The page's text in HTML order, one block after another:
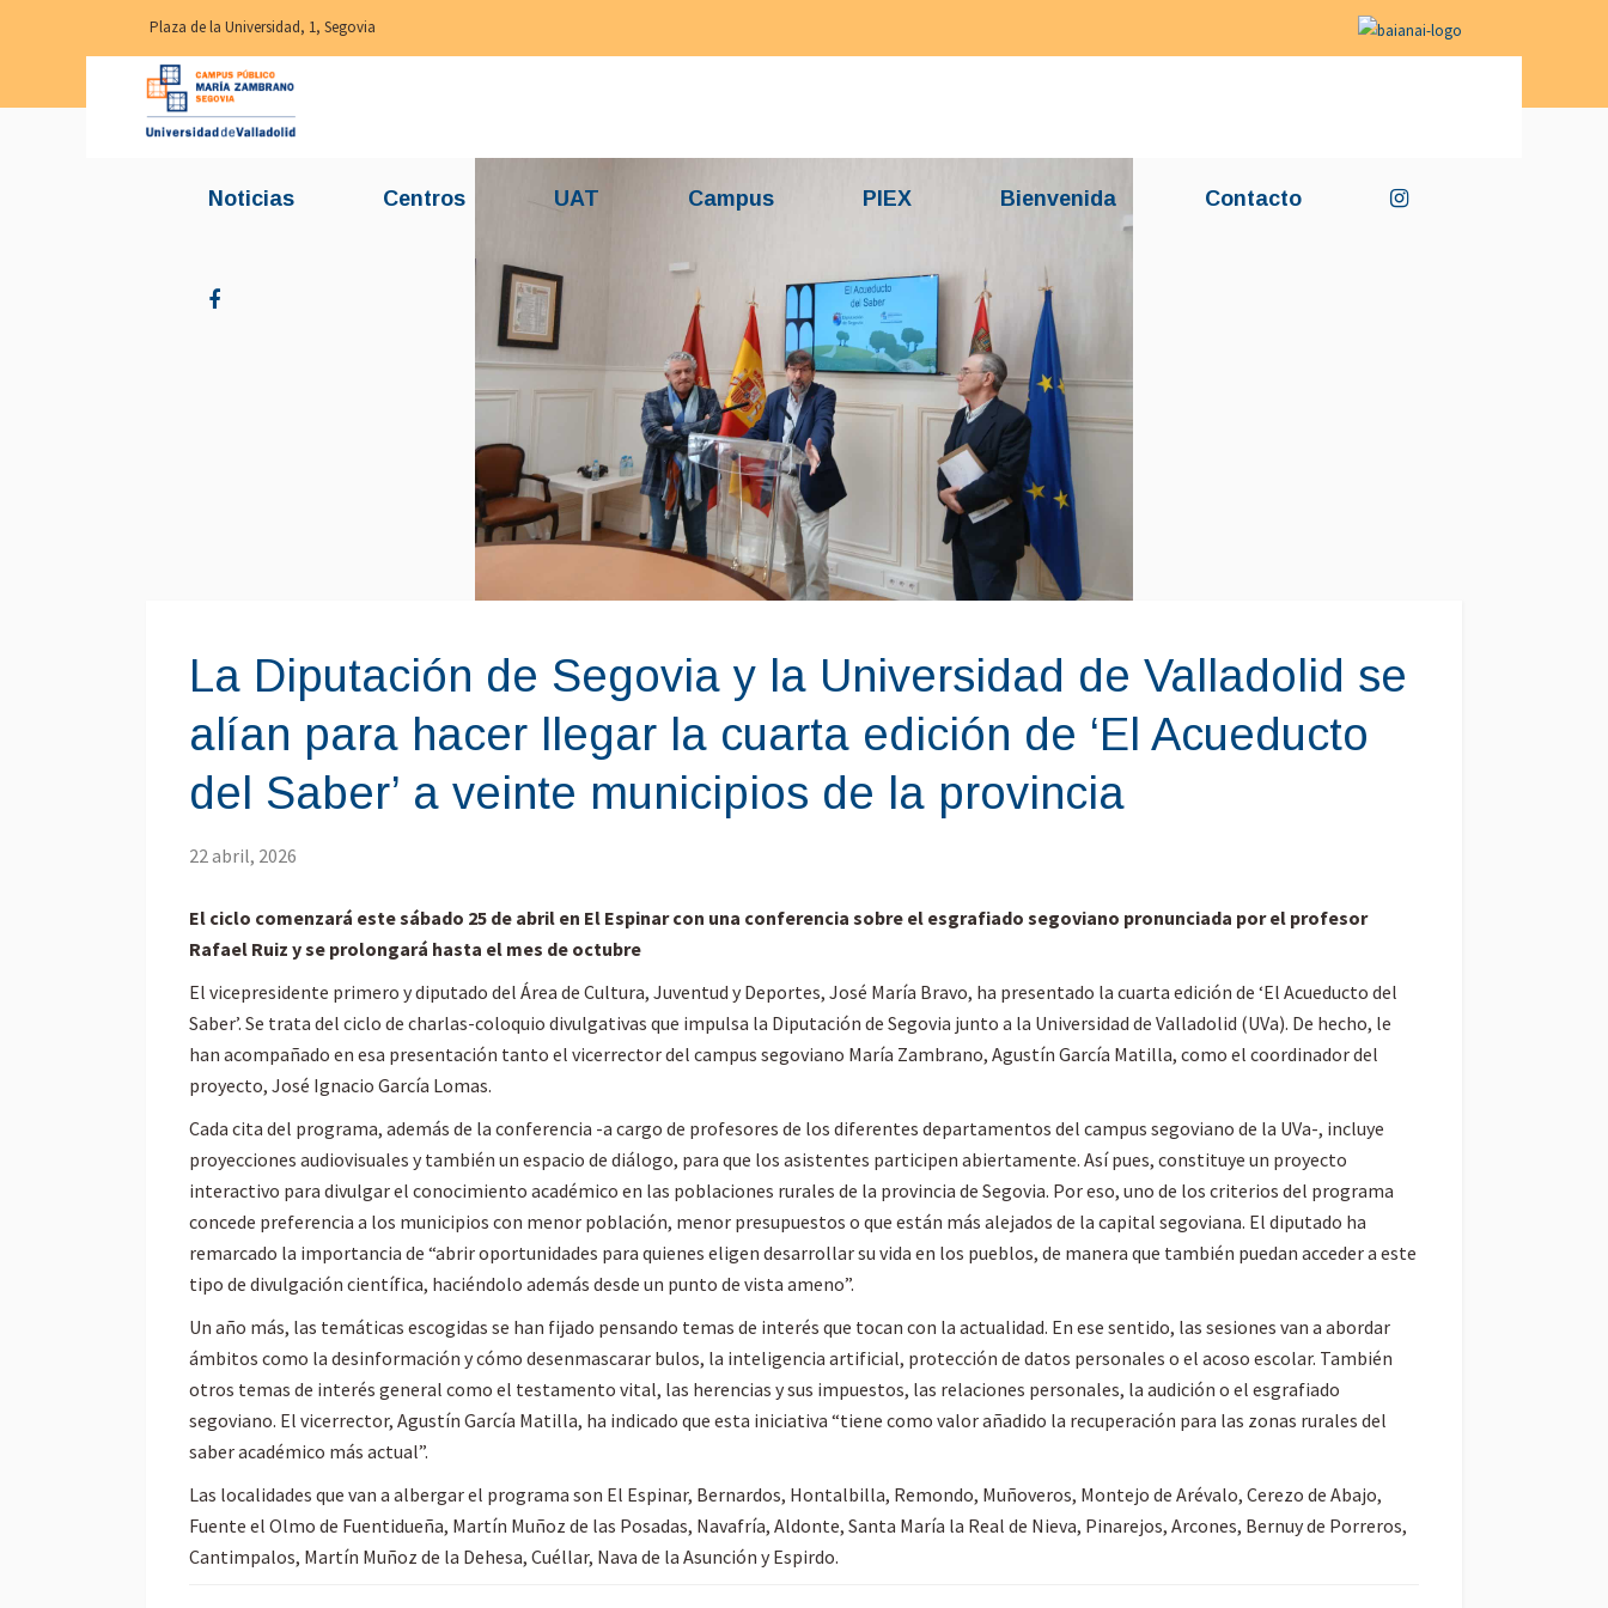
Plaza de la Universidad, 1, Segovia
Noticias Centros UAT Campus PIEX Bienvenida Contacto
La Diputación de Segovia y la Universidad de Valladolid se
alían para hacer llegar la cuarta edición de ‘El Acueducto
del Saber’ a veinte municipios de la provincia
22 abril, 2026
El ciclo comenzará este sábado 25 de abril en El Espinar con una conferencia sobre el esgrafiado segoviano pronunciada por el profesor
Rafael Ruiz y se prolongará hasta el mes de octubre
El vicepresidente primero y diputado del Área de Cultura, Juventud y Deportes, José María Bravo, ha presentado la cuarta edición de ‘El Acueducto del
Saber’. Se trata del ciclo de charlas-coloquio divulgativas que impulsa la Diputación de Segovia junto a la Universidad de Valladolid (UVa). De hecho, le
han acompañado en esa presentación tanto el vicerrector del campus segoviano María Zambrano, Agustín García Matilla, como el coordinador del
proyecto, José Ignacio García Lomas.
Cada cita del programa, además de la conferencia -a cargo de profesores de los diferentes departamentos del campus segoviano de la UVa-, incluye
proyecciones audiovisuales y también un espacio de diálogo, para que los asistentes participen abiertamente. Así pues, constituye un proyecto
interactivo para divulgar el conocimiento académico en las poblaciones rurales de la provincia de Segovia. Por eso, uno de los criterios del programa
concede preferencia a los municipios con menor población, menor presupuestos o que están más alejados de la capital segoviana. El diputado ha
remarcado la importancia de “abrir oportunidades para quienes eligen desarrollar su vida en los pueblos, de manera que también puedan acceder a este
tipo de divulgación científica, haciéndolo además desde un punto de vista ameno”.
Un año más, las temáticas escogidas se han fijado pensando temas de interés que tocan con la actualidad. En ese sentido, las sesiones van a abordar
ámbitos como la desinformación y cómo desenmascarar bulos, la inteligencia artificial, protección de datos personales o el acoso escolar. También
otros temas de interés general como el testamento vital, las herencias y sus impuestos, las relaciones personales, la audición o el esgrafiado
segoviano. El vicerrector, Agustín García Matilla, ha indicado que esta iniciativa “tiene como valor añadido la recuperación para las zonas rurales del
saber académico más actual”.
Las localidades que van a albergar el programa son El Espinar, Bernardos, Hontalbilla, Remondo, Muñoveros, Montejo de Arévalo, Cerezo de Abajo,
Fuente el Olmo de Fuentidueña, Martín Muñoz de las Posadas, Navafría, Aldonte, Santa María la Real de Nieva, Pinarejos, Arcones, Bernuy de Porreros,
Cantimpalos, Martín Muñoz de la Dehesa, Cuéllar, Nava de la Asunción y Espirdo.